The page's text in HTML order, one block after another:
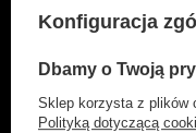
indywidualny gust i
Konfiguracja
Dbamy o Twoją
Sklep korzysta z plików
Polityką dotyczącą